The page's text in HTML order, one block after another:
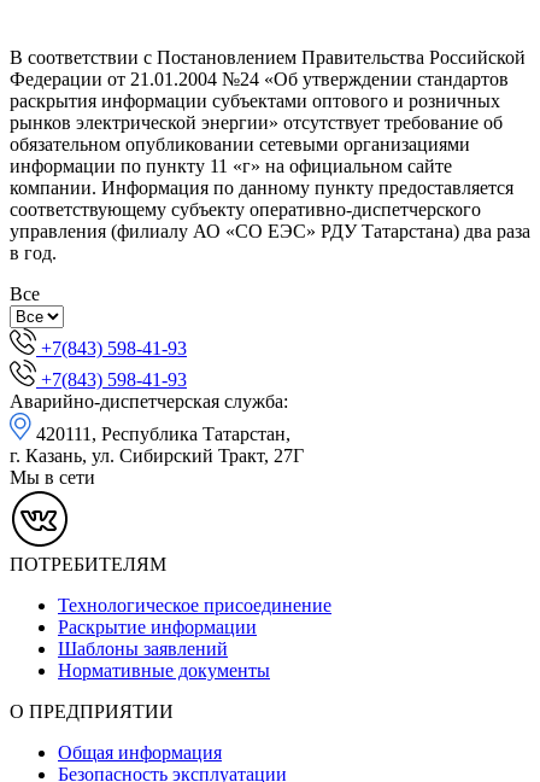
В соответствии с Постановлением Правительства Российской
Федерации от 21.01.2004 №24 «Об утверждении стандартов
раскрытия информации субъектами оптового и розничных
рынков электрической энергии» отсутствует требование об
обязательном опубликовании сетевыми организациями
информации по пункту 11 «г» на официальном сайте
компании. Информация по данному пункту предоставляется
соответствующему субъекту оперативно-диспетчерского
управления (филиалу АО «СО ЕЭС» РДУ Татарстана) два раза
в год.
Все
+7(843) 598-41-93
+7(843) 598-41-93
Аварийно-диспетчерская служба:
420111, Республика Татарстан,
г. Казань, ул. Сибирский Тракт, 27Г
Мы в сети
ПОТРЕБИТЕЛЯМ
Технологическое присоединение
Раскрытие информации
Шаблоны заявлений
Нормативные документы
О ПРЕДПРИЯТИИ
Общая информация
Безопасность эксплуатации